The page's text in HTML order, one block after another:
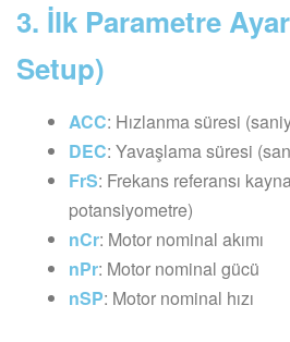
3. İlk Parametre
Setup)
ACC: Hızlanma süresi
DEC: Yavaşlama süresi
FrS: Frekans referansı
potansiyometre)
nCr: Motor nominal akımı
nPr: Motor nominal gücü
nSP: Motor nominal hızı